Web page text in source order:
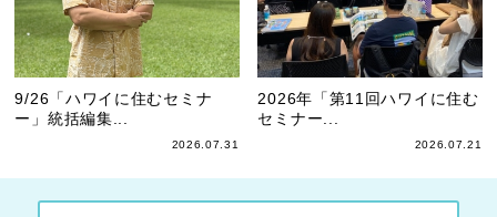
9/26「ハワイに住むセミナ
ー」統括編集...
2026.07.31
2026年「第11回ハワイに住む
セミナー...
2026.07.21